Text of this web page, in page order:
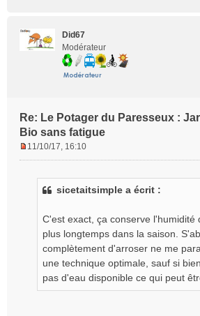
Did67
Modérateur
Re: Le Potager du Paresseux :
Bio sans fatigue
11/10/17, 16:10
sicetaitsimple a écrit :
C'est exact, ça conserve l'humidité
plus longtemps dans la saison.
complètement d'arroser ne me
une technique optimale, sauf si
pas d'eau disponible ce qui peut